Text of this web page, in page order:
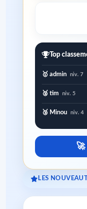
Top
🥇 admin niv. 7
🥈 tim niv. 5
🥉 Minou niv. 4
🚀
LES